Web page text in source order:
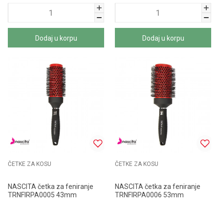
Dodaj u korpu Dodaj u korpu
ČETKE ZA KOSU
NASCITA četka za feniranje
TRNFIRPA0005 43mm
ČETKE ZA KOSU
NASCITA četka za feniranje
TRNFIRPA0006 53mm